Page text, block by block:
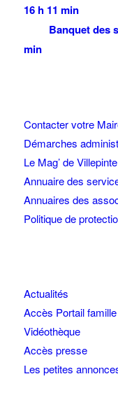
16 h 11 min
Banquet des
min
Contacter votre
Démarches
Le Mag’ de Villepinte
Annuaire des
Annuaires des
Politique de
Actualités
Accès Portail famille
Vidéothèque
Accès presse
Les petites